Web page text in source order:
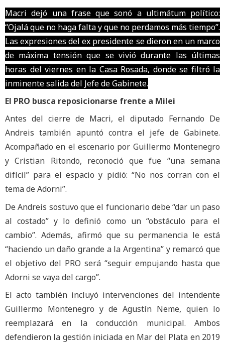
Macri dejó una frase que sonó a ultimátum político:
“Ojalá que no haga falta y que no perdamos más tiempo”.
Las expresiones del ex presidente se dieron en un marco
de máxima tensión que se vivió durante las últimas
horas del viernes en la Casa Rosada, donde se filtró la
inminente salida del Jefe de Gabinete.
El PRO busca reposicionarse frente a Milei
Antes del cierre de Macri, el diputado Fernando De
Andreis también apuntó contra el jefe de Gabinete.
Acompañado en el escenario por Guillermo Montenegro
y Cristian Ritondo, reconoció que fue “una semana
difícil” para el espacio y pidió: “No nos corran con el
tema de Adorni”.
De Andreis sostuvo que el funcionario debe “dar un paso
al costado” y lo definió como un “obstáculo para el
cambio”. Además, afirmó que su permanencia le está
“haciendo un daño grande a la Argentina” y remarcó que
el objetivo del PRO será “seguir empujando hasta que
Adorni se vaya del cargo”.
El acto también incluyó intervenciones del intendente
Guillermo Montenegro y de Agustín Neme, quien lo
reemplazará en la conducción municipal. Ambos
defendieron la gestión iniciada en Mar del Plata en 2019